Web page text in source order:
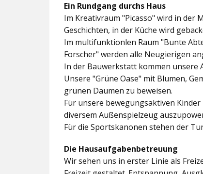
Ein Rundgang durchs Haus
Im Kreativraum "Picasso" wird in der
Geschichten, in der Küche wird
Im multifunktionlen Raum "Bunte
Forscher" werden alle Neugierigen
In der Bauwerkstatt kommen unsere
Unsere "Grüne Oase" mit Blumen,
grünen Daumen zu beweisen.
Für unsere bewegungsaktiven
diversem Außenspielzeug
Für die Sportskanonen stehen der
Die Hausaufgabenbetreuung
Wir sehen uns in erster Linie als